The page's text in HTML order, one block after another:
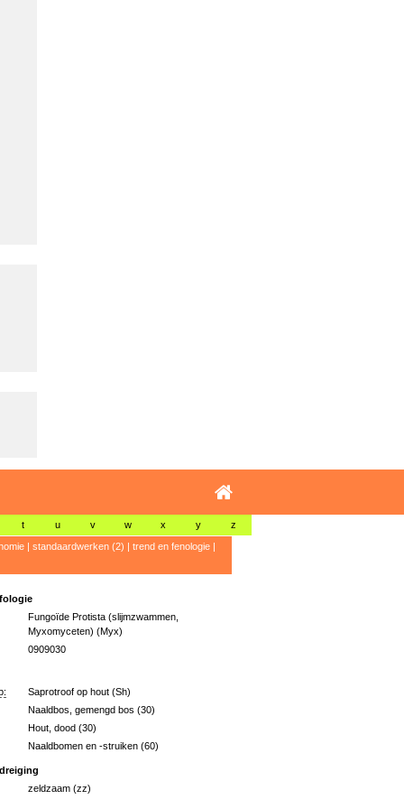
t u v w x y z
| standaardwerken (2) | trend en fenologie|
Fungoïde Protista (slijmzwammen,
Myxomyceten) (Myx)
0909030
Saprotroof op hout (Sh)
Naaldbos, gemengd bos (30)
Hout, dood (30)
Naaldbomen en -struiken (60)
zeldzaam (zz)